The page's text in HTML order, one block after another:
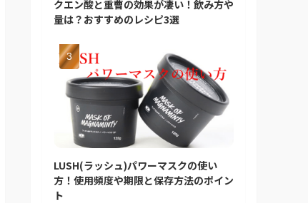
クエン酸と重曹の効果が凄い！飲み方や
量は？おすすめのレシピ3選
LUSH(ラッシュ)パワーマスクの使い
方！使用頻度や期限と保存方法のポイン
ト